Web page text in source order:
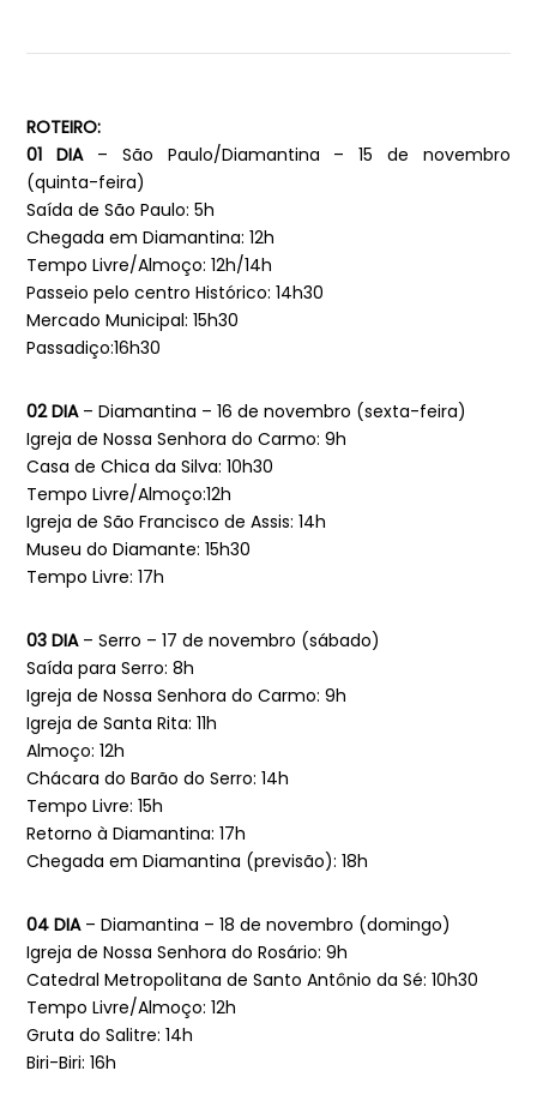
ROTEIRO:
01 DIA – São Paulo/Diamantina – 15 de novembro
(quinta-feira)
Saída de São Paulo: 5h
Chegada em Diamantina: 12h
Tempo Livre/Almoço: 12h/14h
Passeio pelo centro Histórico: 14h30
Mercado Municipal: 15h30
Passadiço:16h30
02 DIA– Diamantina – 16 de novembro (sexta-feira)
Igreja de Nossa Senhora do Carmo: 9h
Casa de Chica da Silva: 10h30
Tempo Livre/Almoço:12h
Igreja de São Francisco de Assis: 14h
Museu do Diamante: 15h30
Tempo Livre: 17h
03 DIA– Serro – 17 de novembro (sábado)
Saída para Serro: 8h
Igreja de Nossa Senhora do Carmo: 9h
Igreja de Santa Rita: 11h
Almoço: 12h
Chácara do Barão do Serro: 14h
Tempo Livre: 15h
Retorno à Diamantina: 17h
Chegada em Diamantina (previsão): 18h
04 DIA – Diamantina – 18 de novembro (domingo)
Igreja de Nossa Senhora do Rosário: 9h
Catedral Metropolitana de Santo Antônio da Sé: 10h30
Tempo Livre/Almoço: 12h
Gruta do Salitre: 14h
Biri-Biri: 16h